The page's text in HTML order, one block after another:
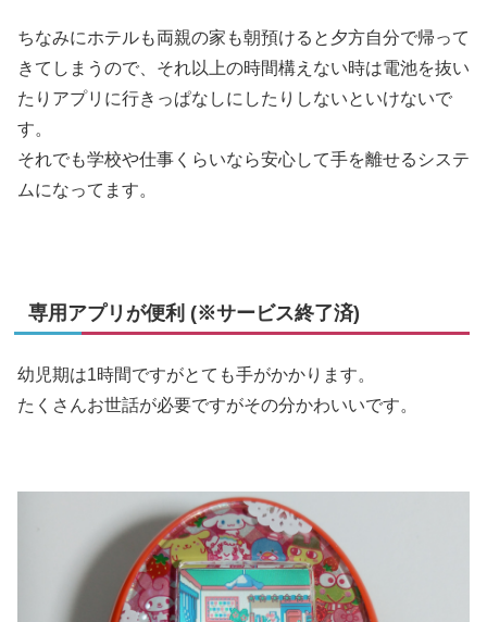
ちなみにホテルも両親の家も朝預けると夕方自分で帰って
きてしまうので、それ以上の時間構えない時は電池を抜い
たりアプリに行きっぱなしにしたりしないといけないで
す。
それでも学校や仕事くらいなら安心して手を離せるシステ
ムになってます。
専用アプリが便利 (※サービス終了済)
幼児期は1時間ですがとても手がかかります。
たくさんお世話が必要ですがその分かわいいです。